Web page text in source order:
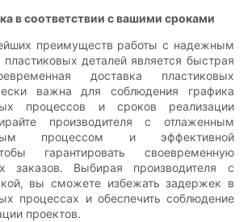
в соответствии с вашими сроками
преимуществ работы с надежным
пластиковых деталей является быстрая
доставка пластиковых
важна для соблюдения графика
процессов и сроков реализации
производителя с отлаженным
процессом и эффективной
гарантировать своевременную
заказов. Выбирая производителя с
вы сможете избежать задержек в
процессах и обеспечить соблюдение
проектов.